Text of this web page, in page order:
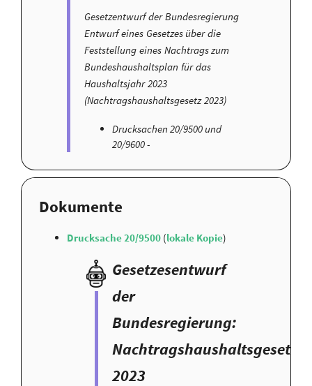
Gesetzentwurf der Bundesregierung
Entwurf eines Gesetzes über die
Feststellung eines Nachtrags zum
Bundeshaushaltsplan für das
Haushaltsjahr 2023
(Nachtragshaushaltsgesetz 2023)
Drucksachen 20/9500 und
20/9600 -
Dokumente
Drucksache 20/9500 (lokale Kopie)
Gesetzesentwurf
der
Bundesregierung:
Nachtragshaushaltsgesetz
2023